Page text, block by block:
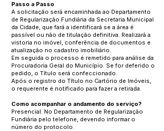
Passo a Passo
A solicitação será encaminhada ao Departamento
de Regularização Fundiária da Secretaria Municipal
da Cidade, que fará a identificará se a área é
passível ou não de titulação definitiva. Realizará a
vistoria no imóvel, conferência de documentos e
atualização no cadastro imobiliário.
Em seguida o processo é remetido para análise da
Procuradoria Geral do Município. Se for deferido o
pedido, o Título será confeccionado.
Após o registro do Título no Cartório de Imóveis,
o requerente é notificado para fazer a retirada.
Como acompanhar o andamento do serviço?
Presencial. No Departamento de Regularização
Fundiária pelo telefone, devendo informar o
número do protocolo.